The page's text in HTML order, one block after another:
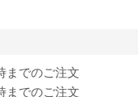
までのご注文
までのご注文